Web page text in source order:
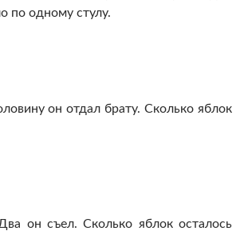
по одному стулу.
он отдал брату. Сколько яблок
он съел. Сколько яблок осталось